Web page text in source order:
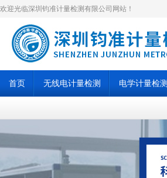
欢迎光临深圳钧准计量检测有限公司网站！
首页 无线电计量检测 电学计量检测